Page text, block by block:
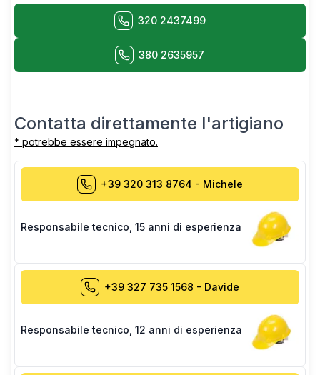
320 2437499
380 2635957
Contatta direttamente l'artigiano
* potrebbe essere impegnato.
+39 320 313 8764 - Michele
Responsabile tecnico 15 anni di esperienza
+39 327 735 1568 - Davide
Responsabile tecnico 12 anni di esperienza